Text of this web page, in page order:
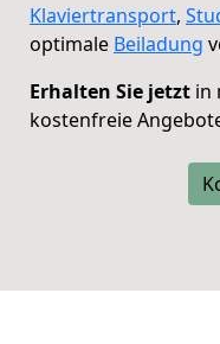
Klaviertransport,
optimale Beiladung
Erhalten Sie jetzt in
kostenfreie